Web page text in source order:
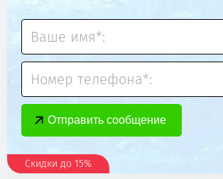
Ваше имя*:
Номер телефона*:
Скидки до 15%